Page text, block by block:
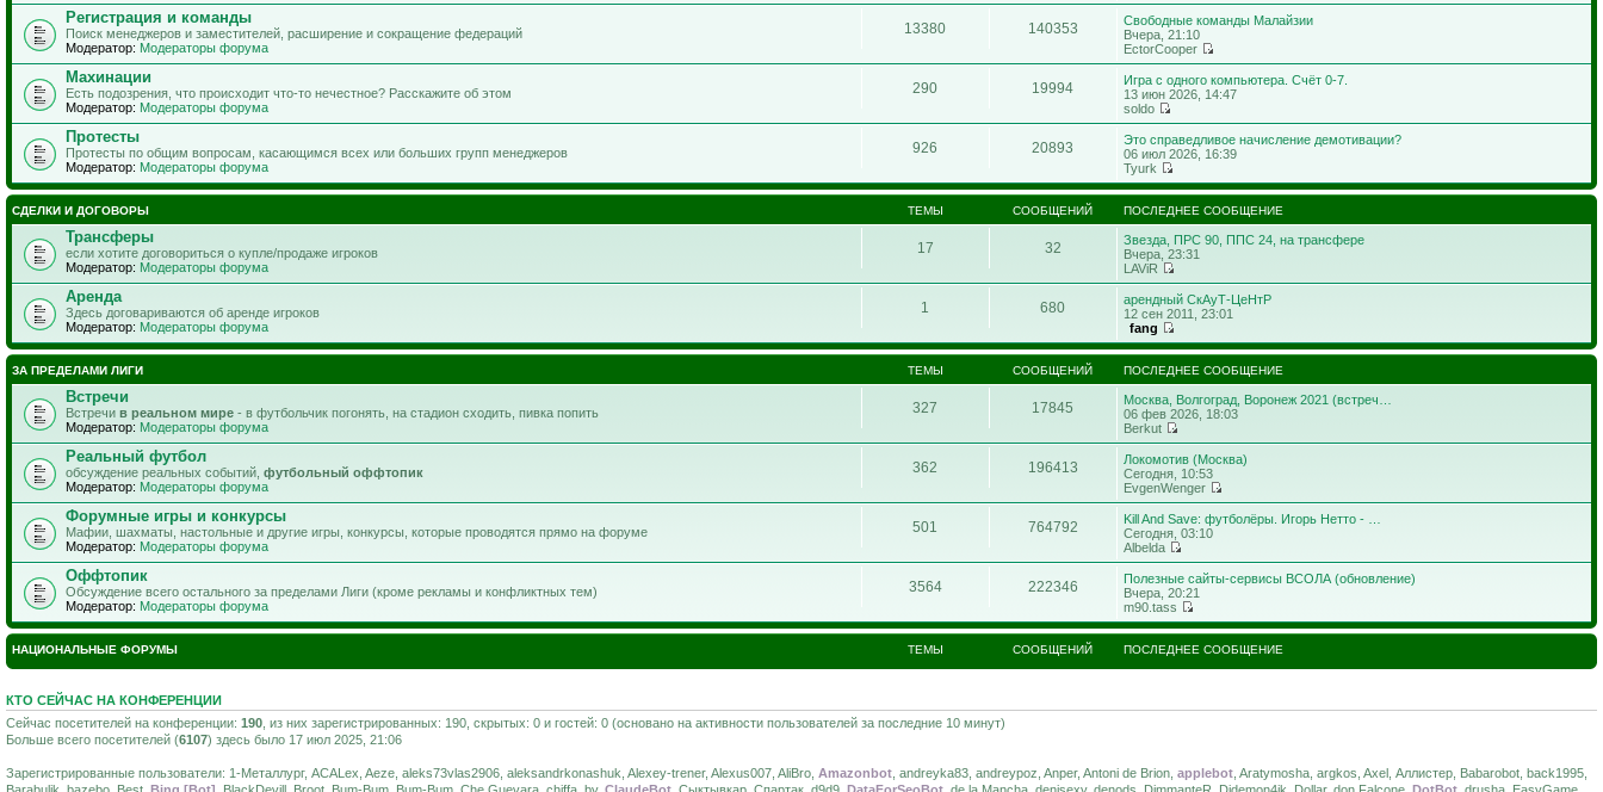
Регистрация и команды
Поиск менеджеров и заместителей, расширение и сокращение федераций
Модератор: Модераторы форума
13380 140353
Свободные команды Малайзии
Вчера, 21:10
EctorCooper
Махинации
Есть подозрения, что происходит что-то нечестное? Расскажите об этом
Модератор: Модераторы форума
290 19994
Игра с одного компьютера. Счёт 0-7.
13 июн 2026, 14:47
soldo
Протесты
Протесты по общим вопросам, касающимся всех или больших групп менеджеров
Модератор: Модераторы форума
926 20893
Это справедливое начисление демотивации?
06 июл 2026, 16:39
Tyurk
СДЕЛКИ И ДОГОВОРЫ ТЕМЫ СООБЩЕНИЙ ПОСЛЕДНЕЕ СООБЩЕНИЕ
Трансферы
если хотите договориться о купле/продаже игроков
Модератор: Модераторы форума
17 32
Звезда, ПРС 90, ППС 24, на трансфере
Вчера, 23:31
LAViR
Аренда
Здесь договариваются об аренде игроков
Модератор: Модераторы форума
1 680
арендный СкАуТ-ЦеНтР
12 сен 2011, 23:01
fang
ЗА ПРЕДЕЛАМИ ЛИГИ ТЕМЫ СООБЩЕНИЙ ПОСЛЕДНЕЕ СООБЩЕНИЕ
Встречи
Встречи в реальном мире - в футбольчик погонять, на стадион сходить, пивка попить
Модератор: Модераторы форума
327 17845
Москва, Волгоград, Воронеж 2021 (встреч…
06 фев 2026, 18:03
Berkut
Реальный футбол
обсуждение реальных событий, футбольный оффтопик
Модератор: Модераторы форума
362 196413
Локомотив (Москва)
Сегодня, 10:53
EvgenWenger
Форумные игры и конкурсы
Мафии, шахматы, настольные и другие игры, конкурсы, которые проводятся прямо на форуме
Модератор: Модераторы форума
501 764792
Kill And Save: футболёры. Игорь Нетто - …
Сегодня, 03:10
Albelda
Оффтопик
Обсуждение всего остального за пределами Лиги (кроме рекламы и конфликтных тем)
Модератор: Модераторы форума
3564 222346
Полезные сайты-сервисы ВСОЛА (обновление)
Вчера, 20:21
m90.tass
НАЦИОНАЛЬНЫЕ ФОРУМЫ ТЕМЫ СООБЩЕНИЙ ПОСЛЕДНЕЕ СООБЩЕНИЕ
КТО СЕЙЧАС НА КОНФЕРЕНЦИИ
Сейчас посетителей на конференции: 190 , из них зарегистрированных: 190, скрытых: 0 и гостей: 0 (основано на активности пользователей за последние 10 минут)
Больше всего посетителей (6107) здесь было 17 июл 2025, 21:06
Зарегистрированные пользователи: 1-Металлург, ACALex, Aeze, aleks73vlas2906, aleksandrkonashuk, Alexey-trener, Alexus007, AliBro, Amazonbot , andreyka83, andreypoz, Anper, Antoni de Brion, applebot , Aratymosha, argkos, Axel, Аллистер, Babarobot, back1995,
Barabulik, bazebo, Best, Bing [Bot] , BlackDevill, Broot, Bum-Bum_Bum-Bum, Che Guevara, chiffa_by, ClaudeBot , Сыктывкар, Спартак, d9d9, DataForSeoBot , de la Mancha, denisexy, denods, DimmanteR, Djdemon4ik, Dollar, don Falcone, DotBot , drusha, EasyGame,